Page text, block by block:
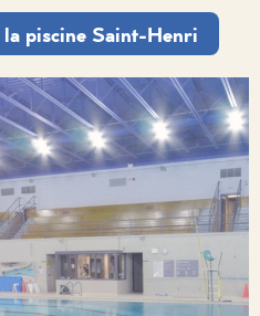
piscine Saint-Henri